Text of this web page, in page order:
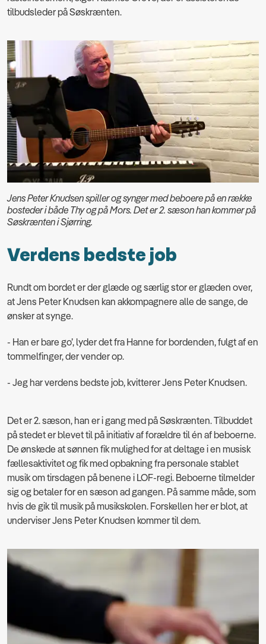
tilbudsleder på Søskrænten.
Jens Peter Knudsen spiller og synger med beboere på en række
bosteder i både Thy og på Mors. Det er 2. sæson han kommer på
Søskrænten i Sjørring.
Verdens bedste job
Rundt om bordet er der glæde og særlig stor er glæden over,
at Jens Peter Knudsen kan akkompagnere alle de sange, de
ønsker at synge.
- Han er bare go’, lyder det fra Hanne for bordenden, fulgt af en
tommelfinger, der vender op.
- Jeg har verdens bedste job, kvitterer Jens Peter Knudsen.
Det er 2. sæson, han er i gang med på Søskrænten. Tilbuddet
på stedet er blevet til på initiativ af forældre til én af beboerne.
De ønskede at sønnen fik mulighed for at deltage i en musisk
fællesaktivitet og fik med opbakning fra personale stablet
musik om tirsdagen på benene i LOF-regi. Beboerne tilmelder
sig og betaler for en sæson ad gangen. På samme måde, som
hvis de gik til musik på musikskolen. Forskellen her er blot, at
underviser Jens Peter Knudsen kommer til dem.